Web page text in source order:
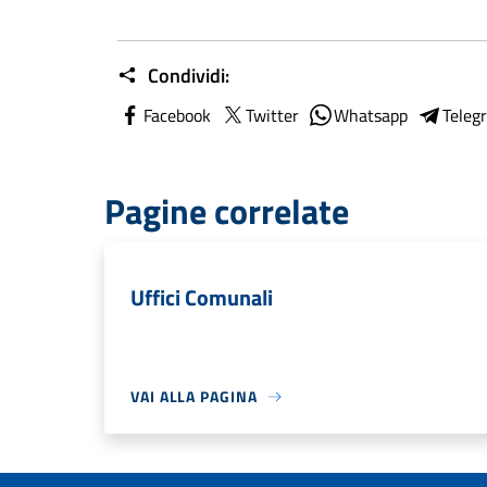
Condividi:
Facebook Twitter Whatsapp
Pagine correlate
Uffici Comunali
VAI ALLA PAGINA